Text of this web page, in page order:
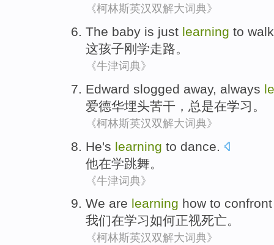
《柯林斯英汉双解大词典》
The baby is just learning to walk
这孩子刚 学走路。
《牛津词典》
Edward slogged away, always
爱德华埋头苦干， 总是在学习。
《柯林斯英汉双解大词典》
He's learning to dance
他在学跳舞 。
《牛津词典》
We are learning how to confront
我们在学习如何正视死亡。
《柯林斯英汉双解大词典》